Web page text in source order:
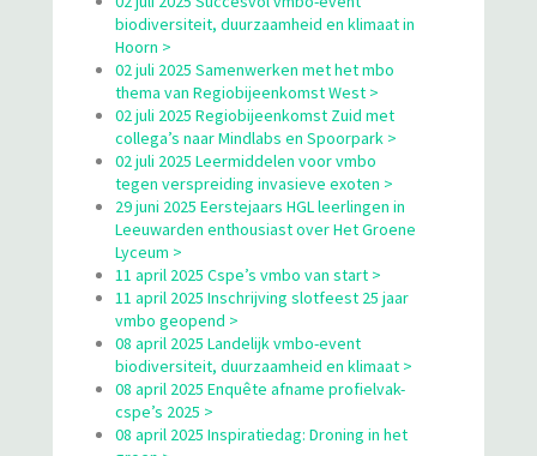
biodiversiteit, duurzaamheid en klimaat in
Hoorn >
02 juli 2025 Samenwerken met het mbo
thema van Regiobijeenkomst West >
02 juli 2025 Regiobijeenkomst Zuid met
collega’s naar Mindlabs en Spoorpark >
02 juli 2025 Leermiddelen voor vmbo
tegen verspreiding invasieve exoten >
29 juni 2025 Eerstejaars HGL leerlingen in
Leeuwarden enthousiast over Het Groene
Lyceum >
11 april 2025 Cspe’s vmbo van start >
11 april 2025 Inschrijving slotfeest 25 jaar
vmbo geopend >
08 april 2025 Landelijk vmbo-event
biodiversiteit, duurzaamheid en klimaat >
08 april 2025 Enquête afname profielvak-
cspe’s 2025 >
08 april 2025 Inspiratiedag: Droning in het